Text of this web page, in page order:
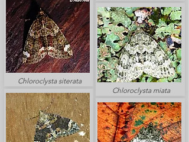
Chloroclysta siterata
Chloroclysta miata